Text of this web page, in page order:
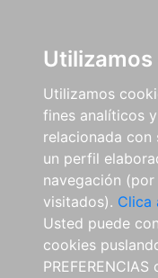
Utilizamos
fines analíticos
relacionada con
un perfil
navegación
visitados). Clica
Usted puede
cookies